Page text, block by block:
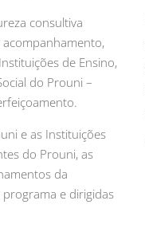
consultiva
de Ensino,
do Prouni –
e as Instituições
do Prouni, as
da
e dirigidas